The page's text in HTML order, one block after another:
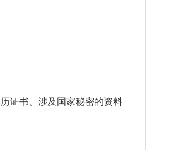
证书、涉及国家秘密的资料